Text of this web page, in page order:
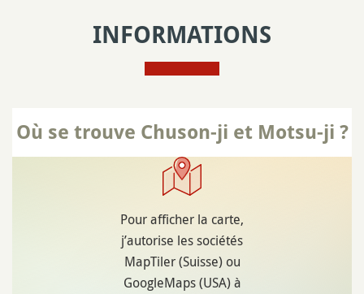
INFORMATIONS
Où se trouve Chuson-ji et Motsu-ji ?
Pour afficher la carte,
j’autorise les sociétés
MapTiler (Suisse) ou
GoogleMaps (USA) à